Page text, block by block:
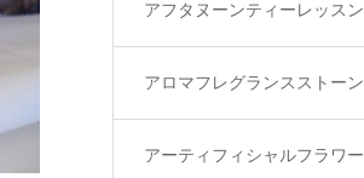
アフタヌーンティーレッスン
アロマフレグランスストーン
アーティフィシャルフラワー